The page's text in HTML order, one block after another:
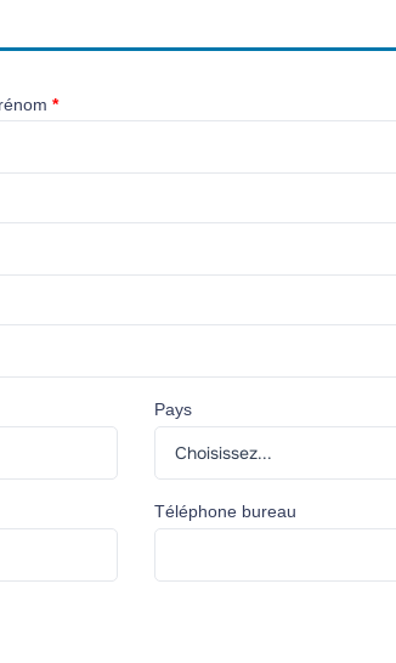
*
Pays
Téléphone bureau